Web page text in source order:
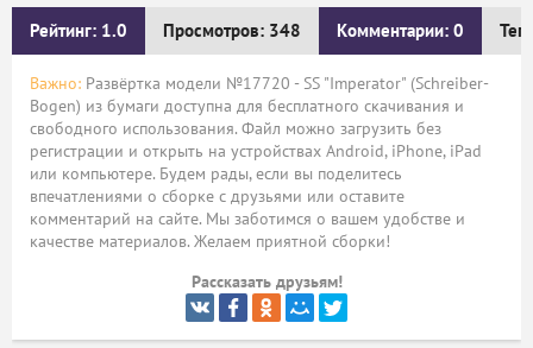
Рейтинг: 1.0 Просмотров: 348 Комментарии: 0
Важно: Развёртка модели №17720 - SS "Imperator" (Schreiber-
Bogen) из бумаги доступна для бесплатного скачивания и
свободного использования. Файл можно загрузить без
регистрации и открыть на устройствах Android, iPhone, iPad
или компьютере. Будем рады, если вы поделитесь
впечатлениями о сборке с друзьями или оставите
комментарий на сайте. Мы заботимся о вашем удобстве и
качестве материалов. Желаем приятной сборки!
Рассказать друзьям!